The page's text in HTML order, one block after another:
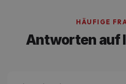
HÄUFIGE
Antworten auf